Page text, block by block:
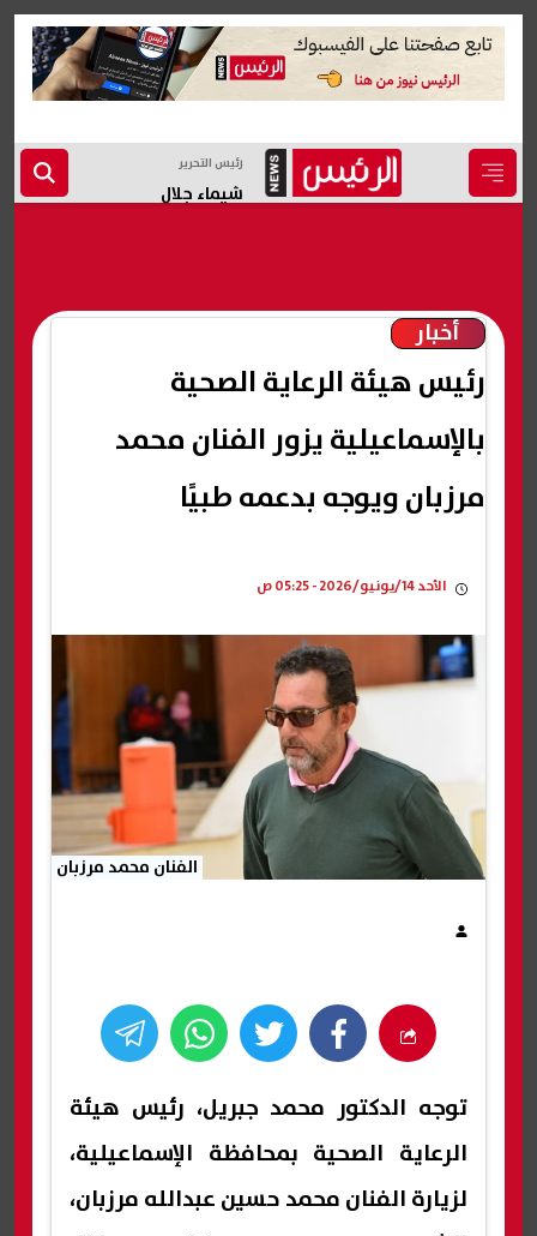
رئيس التحرير
شيماء جلال
أخبار
رئيس هيئة الرعاية الصحية
بالإسماعيلية يزور الفنان محمد
مرزبان ويوجه بدعمه طبيًا
الأحد 14/يونيو/2026 - 05:25 ص
الفنان محمد مرزبان
توجه الدكتور محمد جبريل، رئيس هيئة
الرعاية الصحية بمحافظة الإسماعيلية،
لزيارة الفنان محمد حسين عبدالله مرزبان،